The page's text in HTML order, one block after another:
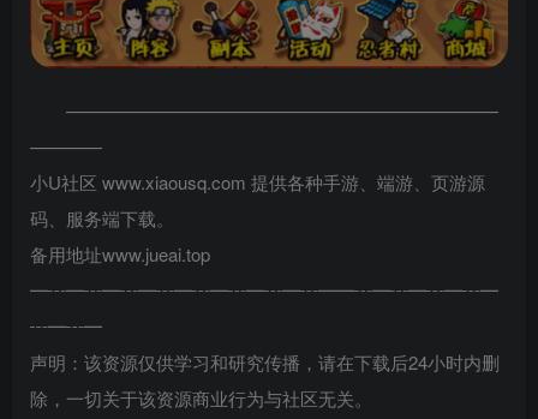
————————————————————————
————
小U社区 www.xiaousq.com 提供各种手游、端游、页游源
码、服务端下载。
备用地址www.jueai.top
━┅━┅━┅━┅━┅━┅━┅━┅━━┅━┅━┅━┅━
┅━┅━
声明：该资源仅供学习和研究传播，请在下载后24小时内删
除，一切关于该资源商业行为与社区无关。